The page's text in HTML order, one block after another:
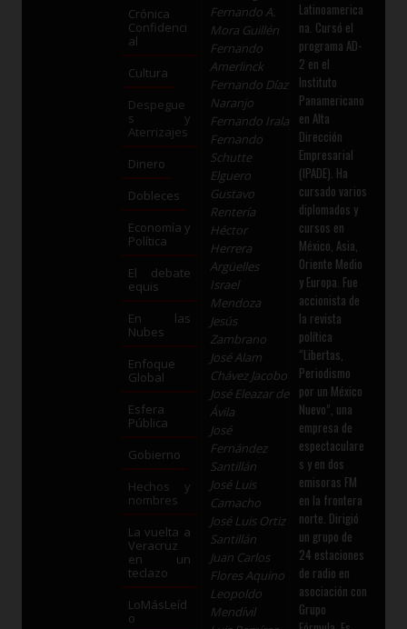
Crónica
Confidenci
al
Cultura
Despegue
s y
Aterrizajes
Dinero
Dobleces
Economía y
Política
El debate
equis
En las
Nubes
Enfoque
Global
Esfera
Pública
Gobierno
Hechos y
nombres
La vuelta a
Veracruz
en un
teclazo
LoMásLeíd
o
Fernando A.
Mora Guillén
Fernando
Amerlinck
Fernando Díaz
Naranjo
Fernando Irala
Fernando
Schutte
Elguero
Gustavo
Rentería
Héctor
Herrera
Argüelles
Israel
Mendoza
Jesús
Zambrano
José Alam
Chávez Jacobo
José Eleazar de
Ávila
José
Fernández
Santillán
José Luis
Camacho
José Luis Ortiz
Santillán
Juan Carlos
Flores Aquino
Leopoldo
Mendívil
Latinoamerica
na. Cursó el
programa AD-
2 en el
Instituto
Panamericano
en Alta
Dirección
Empresarial
(IPADE). Ha
cursado varios
diplomados y
cursos en
México, Asia,
Oriente Medio
y Europa. Fue
accionista de
la revista
política
“Libertas,
Periodismo
por un México
Nuevo”, una
empresa de
espectaculare
s y en dos
emisoras FM
en la frontera
norte. Dirigió
un grupo de
24 estaciones
de radio en
asociación con
Grupo